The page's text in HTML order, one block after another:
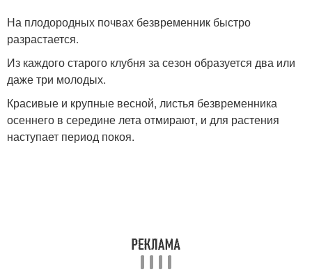
На плодородных почвах безвременник быстро
разрастается.
Из каждого старого клубня за сезон образуется два или
даже три молодых.
Красивые и крупные весной, листья безвременника
осеннего в середине лета отмирают, и для растения
наступает период покоя.